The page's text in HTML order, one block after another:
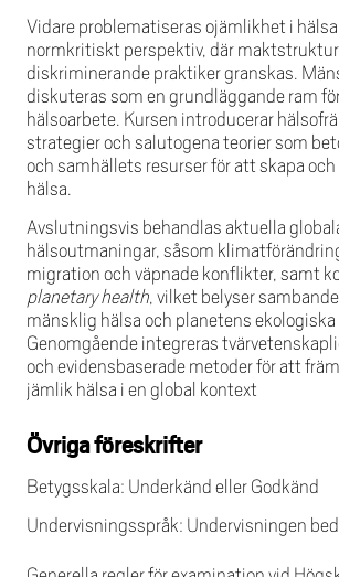
Vidare problematiseras ojämlikhet i
normkritiskt perspektiv, där
diskriminerande praktiker granskas.
diskuteras som en grundläggande ram
hälsoarbete. Kursen introducerar
strategier och salutogena teorier som
och samhällets resurser för att skapa
hälsa.
Avslutningsvis behandlas aktuella
hälsoutmaningar, såsom
migration och väpnade konflikter, samt
planetary health, vilket belyser
mänsklig hälsa och planetens
Genomgående integreras
och evidensbaserade metoder för att
jämlik hälsa i en global kontext
Övriga föreskrifter
Betygsskala: Underkänd eller Godkänd
Undervisningsspråk: Undervisningen